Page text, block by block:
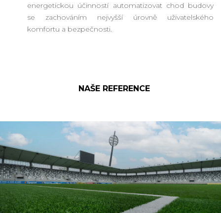
energetickou účinností automatizovat chod budovy
se zachováním nejvyšší úrovně uživatelského
komfortu a bezpečnosti.
NAŠE REFERENCE